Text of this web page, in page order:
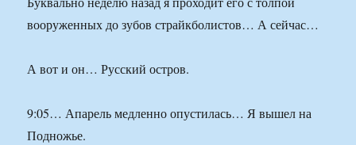
вооруженных до зубов страйкболистов… А сейчас…
А вот и он… Русский остров.
9:05… Апарель медленно опустилась… Я вышел на
Подножье.